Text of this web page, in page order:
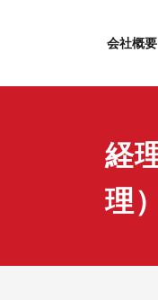
会社概要
経
理）